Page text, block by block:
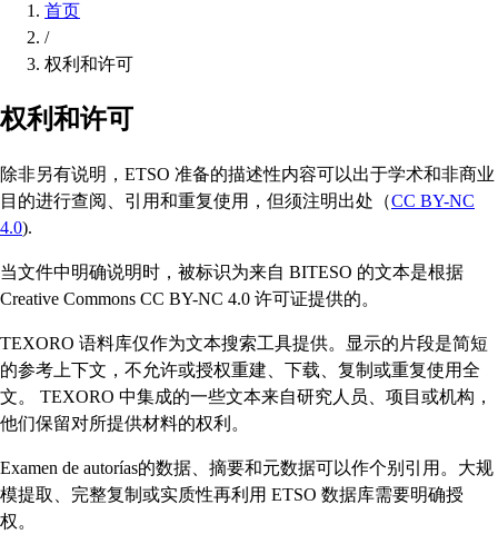
首页
/
权利和许可
权利和许可
除非另有说明，ETSO 准备的描述性内容可以出于学术和非商业
目的进行查阅、引用和重复使用，但须注明出处（CC BY-NC
4.0).
当文件中明确说明时，被标识为来自 BITESO 的文本是根据
Creative Commons CC BY-NC 4.0 许可证提供的。
TEXORO 语料库仅作为文本搜索工具提供。显示的片段是简短
的参考上下文，不允许或授权重建、下载、复制或重复使用全
文。 TEXORO 中集成的一些文本来自研究人员、项目或机构，
他们保留对所提供材料的权利。
Examen de autorías的数据、摘要和元数据可以作个别引用。大规
模提取、完整复制或实质性再利用 ETSO 数据库需要明确授
权。